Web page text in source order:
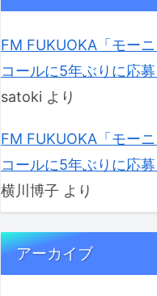
FM FUKUOKA「モー
コールに5年ぶりに応
satoki より
FM FUKUOKA「モー
コールに5年ぶりに応
横川博子 より
アーカイブ